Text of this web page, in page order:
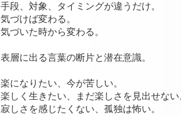
手段、対象、タイミングが違うだけ。
気づけば変わる。
気づいた時から変わる。
表層に出る言葉の断片と潜在意識。
楽になりたい、今が苦しい。
楽しく生きたい、まだ楽しさを見出せない
寂しさを感じたくない、孤独は怖い。